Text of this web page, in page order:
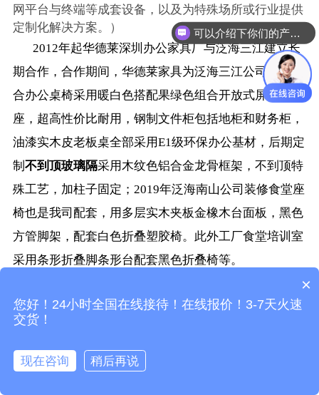
网平台与终端等成套设备，以及为特殊场所或行业提供
定制化解决方案。）
2012年起华德莱深圳办公家具厂与泛海三江建立长
期合作，合作期间，华德莱家具为泛海三江公司提供组
合办公桌椅采用暖白色搭配果绿色组合开放式屏风卡
座，超高性价比耐用，钢制文件柜包括地柜和财务柜，
油漆实木皮老板桌全部采用E1级环保办公基材，后期定
制不到顶玻璃隔采用木纹色铝合金龙骨框架，不到顶特
殊工艺，加柱子固定；2019年泛海南山公司装修食堂座
椅也是我司配套，用多层实木夹板金橡木台面板，黑色
方管脚架，配套白色折叠塑胶椅。此外工厂食堂培训室
采用条形折叠脚条形台配套黑色折叠椅等。
Write a Review...
可以介绍下你们的产品么？
×
您好！24小时全国在线接待！在线报价！3-7天火速
交货！
现在咨询
稍后再说
立即咨询！